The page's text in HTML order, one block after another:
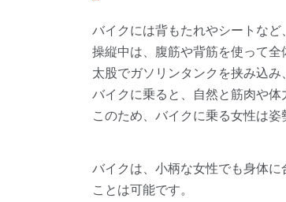
バイクには背もたれやシートなど
操縦中は、腹筋や背筋を使って全
太股でガソリンタンクを挟み込
バイクに乗ると、自然と筋肉や体
このため、バイクに乗る女性は姿
バイクは、小柄な女性でも身体
ことは可能です。